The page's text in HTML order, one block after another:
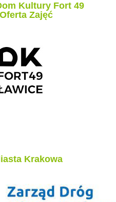
Kultury Fort 49
Zajęć
Krakowa